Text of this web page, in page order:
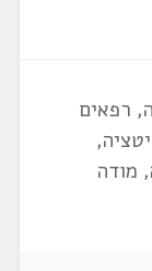
רפאים
מודה